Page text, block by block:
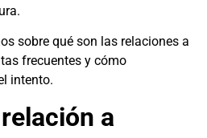
sobre qué son las relaciones a
frecuentes y cómo
intento.
a